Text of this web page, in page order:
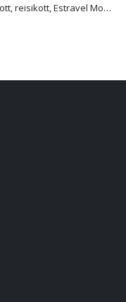
LOQI kandekott, rannakott, reisikott, Estravel Mountain Bag